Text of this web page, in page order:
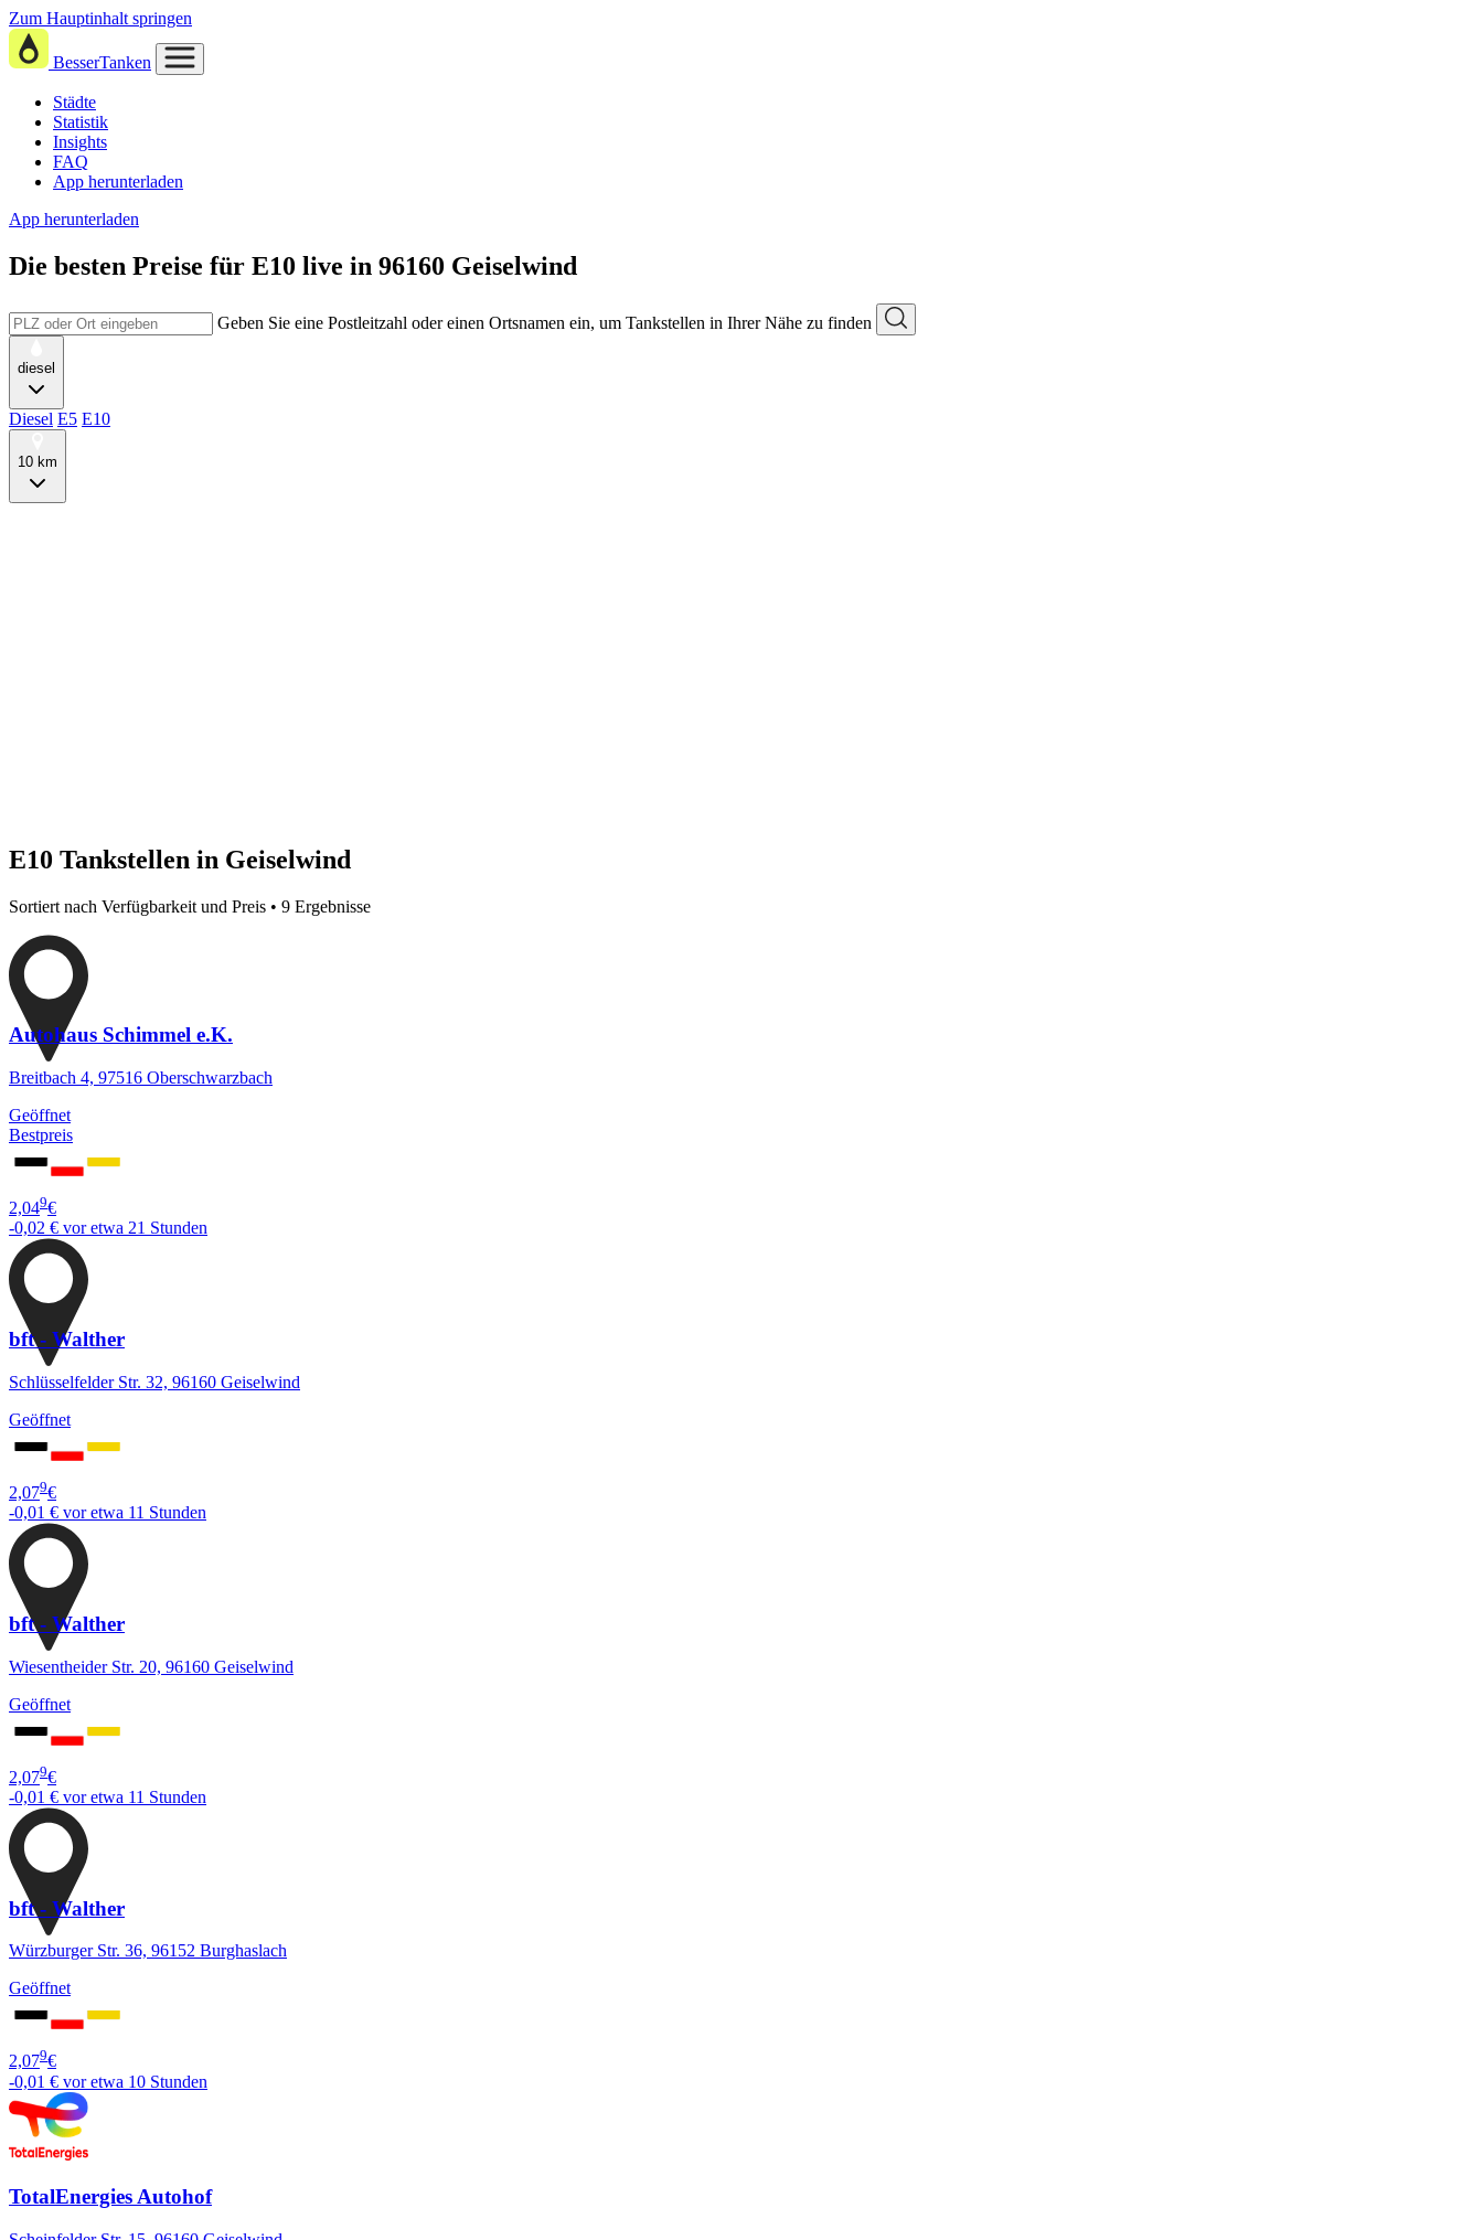
Zum Hauptinhalt springen
BesserTanken
Städte
Statistik
Insights
FAQ
App herunterladen
App herunterladen
Die besten Preise für E10 live in 96160 Geiselwind
Geben Sie eine Postleitzahl oder einen Ortsnamen ein, um Tankstellen in Ihrer Nähe zu finden
diesel
Diesel E5 E10
10 km
E10 Tankstellen in Geiselwind
Sortiert nach Verfügbarkeit und Preis • 9 Ergebnisse
Autohaus Schimmel e.K.
Breitbach 4, 97516 Oberschwarzbach
Geöffnet
Bestpreis
2,049€
-0,02 € vor etwa 21 Stunden
bft - Walther
Schlüsselfelder Str. 32, 96160 Geiselwind
Geöffnet
2,079€
-0,01 € vor etwa 11 Stunden
bft - Walther
Wiesentheider Str. 20, 96160 Geiselwind
Geöffnet
2,079€
-0,01 € vor etwa 11 Stunden
bft - Walther
Würzburger Str. 36, 96152 Burghaslach
Geöffnet
2,079€
-0,01 € vor etwa 10 Stunden
TotalEnergies Autohof